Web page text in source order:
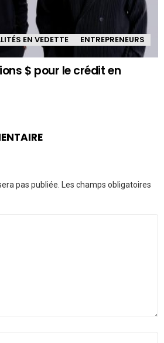
EN VEDETTE
ENTREPRENEURS
$ pour le crédit en
pas publiée. Les champs obligatoires